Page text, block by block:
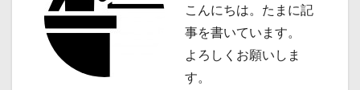
ー
こんにちは。たまに記
事を書いています。
よろしくお願いしま
す。